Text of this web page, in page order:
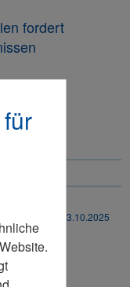
fordert
23.10.2025
in